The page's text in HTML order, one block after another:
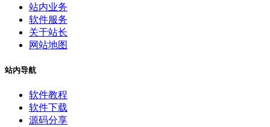
站内业务
软件服务
关于站长
网站地图
站内导航
软件教程
软件下载
源码分享